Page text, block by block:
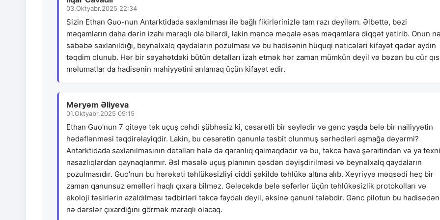
03.Oktyabr.2025 22:34
Sizin Ethan Guo-nun Antarktidada saxlanılması ilə bağlı fikirlərinizlə tam razı deyiləm. Əlbəttə, bəzi
məqamların daha dərin izahı maraqlı ola bilərdi, lakin məncə məqalə əsas məqamlara diqqət yetirib. Onun nə
səbəbə saxlanıldığı, beynəlxalq qaydaların pozulması və bu hadisənin hüquqi nəticələri kifayət qədər aydın
təqdim olunub. Hər bir səyahətdəki bütün detalları izah etmək hər zaman mümkün deyil və bəzən bu cür
məlumatlar da hadisənin mahiyyətini anlamaq üçün kifayət edir.
Məryəm Əliyeva
01.Oktyabr.2025 09:15
Ethan Guo'nun 7 qitəyə tək uçuş cəhdi şübhəsiz ki, cəsarətli bir səylədir və gənc yaşda belə bir nailiyyətin
hədəflənməsi təqdirəlayiqdir. Lakin, bu cəsarətin qanunla təsbit olunmuş sərhədləri aşmağa dəyərmi?
Antarktidada saxlanılmasının detalları hələ də qaranlıq qalmaqdadır və bu, təkcə hava şəraitindən və ya
nasazlıqlardan qaynaqlanmır. Əsl məsələ uçuş planının qəsdən dəyişdirilməsi və beynəlxalq qaydaların
pozulmasıdır. Guo'nun bu hərəkəti təhlükəsizliyi ciddi şəkildə təhlükə altına alıb. Xeyriyyə məqsədi heç bir
zaman qanunsuz əməlləri haqlı çıxara bilməz. Gələcəkdə belə səfərlər üçün təhlükəsizlik protokolları və
ekoloji təsirlərin azaldılması tədbirləri təkcə faydalı deyil, əksinə qanuni tələbdir. Gənc pilotun bu hadisədən
nə dərslər çıxardığını görmək maraqlı olacaq.